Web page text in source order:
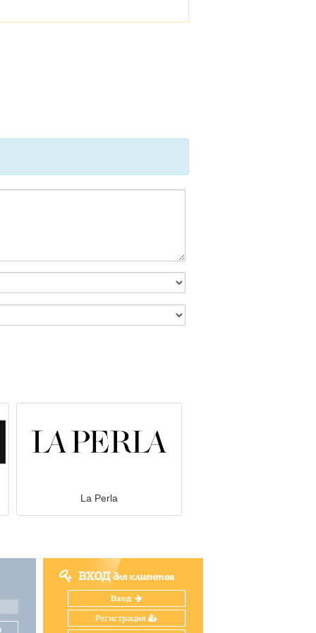
La Perla
ВХОДдля клиентов
Вход
Регистрация